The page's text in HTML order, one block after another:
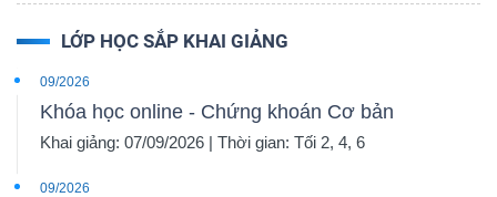
LỚP HỌC SẮP KHAI GIẢNG
09/2026
Khóa học online - Chứng khoán Cơ bản
Khai giảng: 07/09/2026 | Thời gian: Tối 2, 4, 6
09/2026